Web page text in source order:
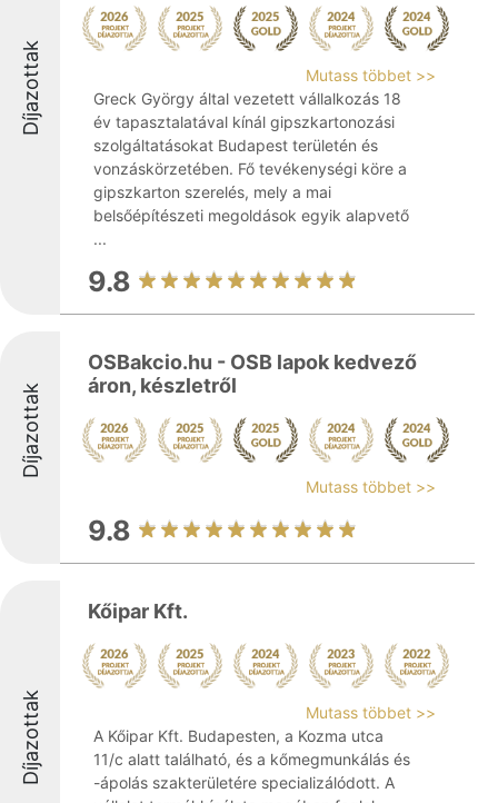
Díjazottak
Mutass többet >>
Greck György által vezetett vállalkozás 18
év tapasztalatával kínál gipszkartonozási
szolgáltatásokat Budapest területén és
vonzáskörzetében. Fő tevékenységi köre a
gipszkarton szerelés, mely a mai
belsőépítészeti megoldások egyik alapvető
...
9.8
Díjazottak
OSBakcio.hu - OSB lapok kedvező
áron, készletről
Mutass többet >>
9.8
Díjazottak
Kőipar Kft.
Mutass többet >>
A Kőipar Kft. Budapesten, a Kozma utca
11/c alatt található, és a kőmegmunkálás és
-ápolás szakterületére specializálódott. A